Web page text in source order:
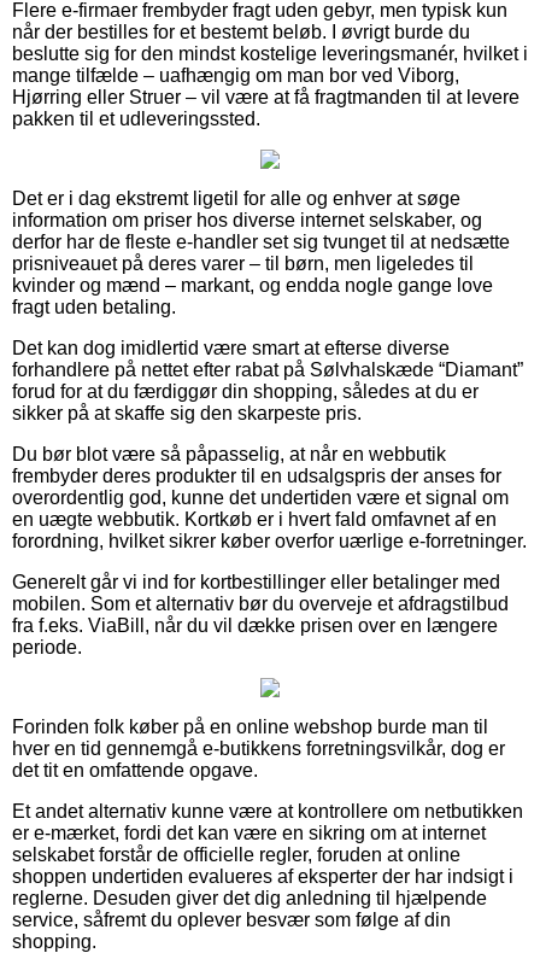
Flere e-firmaer frembyder fragt uden gebyr, men typisk kun
når der bestilles for et bestemt beløb. I øvrigt burde du
beslutte sig for den mindst kostelige leveringsmanér, hvilket i
mange tilfælde – uafhængig om man bor ved Viborg,
Hjørring eller Struer – vil være at få fragtmanden til at levere
pakken til et udleveringssted.
Det er i dag ekstremt ligetil for alle og enhver at søge
information om priser hos diverse internet selskaber, og
derfor har de fleste e-handler set sig tvunget til at nedsætte
prisniveauet på deres varer – til børn, men ligeledes til
kvinder og mænd – markant, og endda nogle gange love
fragt uden betaling.
Det kan dog imidlertid være smart at efterse diverse
forhandlere på nettet efter rabat på Sølvhalskæde “Diamant”
forud for at du færdiggør din shopping, således at du er
sikker på at skaffe sig den skarpeste pris.
Du bør blot være så påpasselig, at når en webbutik
frembyder deres produkter til en udsalgspris der anses for
overordentlig god, kunne det undertiden være et signal om
en uægte webbutik. Kortkøb er i hvert fald omfavnet af en
forordning, hvilket sikrer køber overfor uærlige e-forretninger.
Generelt går vi ind for kortbestillinger eller betalinger med
mobilen. Som et alternativ bør du overveje et afdragstilbud
fra f.eks. ViaBill, når du vil dække prisen over en længere
periode.
Forinden folk køber på en online webshop burde man til
hver en tid gennemgå e-butikkens forretningsvilkår, dog er
det tit en omfattende opgave.
Et andet alternativ kunne være at kontrollere om netbutikken
er e-mærket, fordi det kan være en sikring om at internet
selskabet forstår de officielle regler, foruden at online
shoppen undertiden evalueres af eksperter der har indsigt i
reglerne. Desuden giver det dig anledning til hjælpende
service, såfremt du oplever besvær som følge af din
shopping.